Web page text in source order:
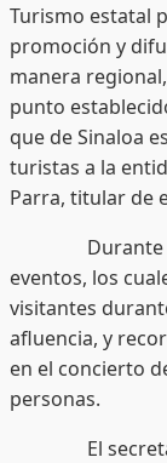
Turismo estatal
promoción y
manera
punto
que de Sinaloa
turistas a la
Parra, titular de
Durante
eventos, los
visitantes
afluencia, y
en el concierto
personas.
El secretario